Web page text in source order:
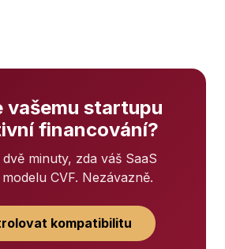
vašemu startupu
financování?
dvě minuty, zda váš SaaS
CVF. Nezávazně.
kompatibilitu